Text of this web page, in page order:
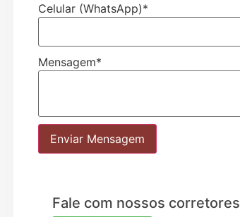
Celular (WhatsApp)*
Mensagem*
Enviar Mensagem
Fale com nossos corretores